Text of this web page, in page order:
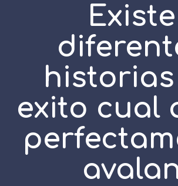
Existe
exito cual